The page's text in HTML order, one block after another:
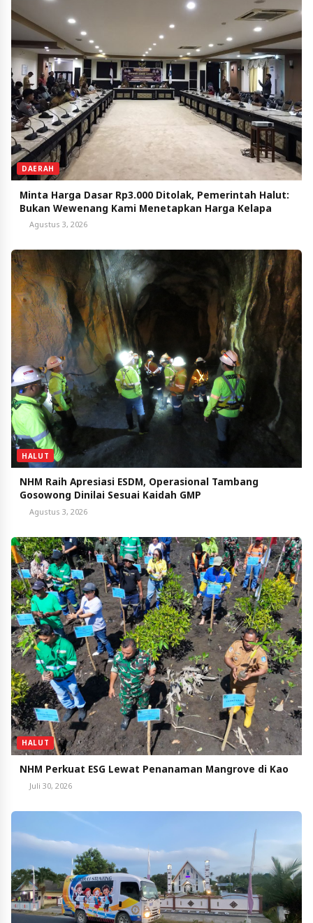
DAERAH
Minta Harga Dasar Rp3.000 Ditolak, Pemerintah Halut:
Bukan Wewenang Kami Menetapkan Harga Kelapa
Agustus 3, 2026
HALUT
NHM Raih Apresiasi ESDM, Operasional Tambang
Gosowong Dinilai Sesuai Kaidah GMP
Agustus 3, 2026
HALUT
NHM Perkuat ESG Lewat Penanaman Mangrove di Kao
Juli 30, 2026